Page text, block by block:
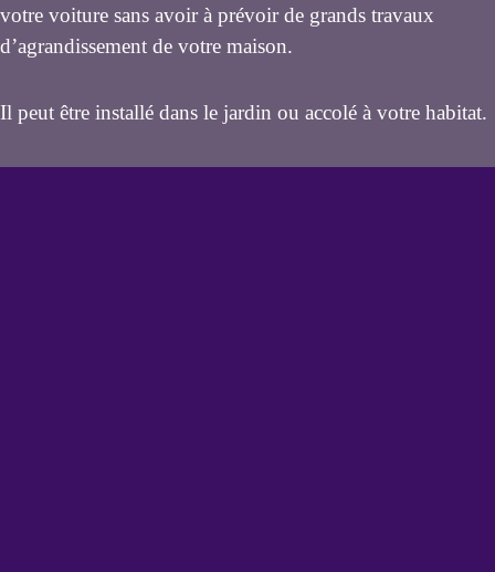
votre voiture sans avoir à prévoir de grands travaux
d’agrandissement de votre maison.
Il peut être installé dans le jardin ou accolé à votre habitat.